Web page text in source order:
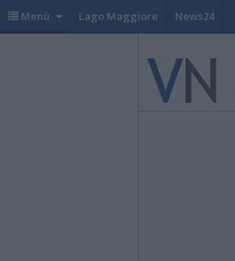
Menù Lago Maggiore News24